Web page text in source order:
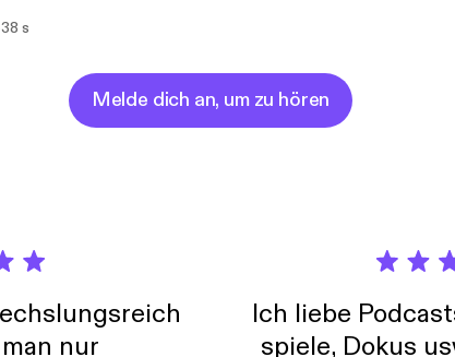
38 s
Melde dich an, um zu hören
nur
Ich liebe
spiele, Dokus